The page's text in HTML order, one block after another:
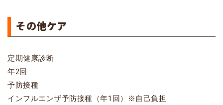
その他ケア
定期健康診断
年2回
予防接種
インフルエンザ予防接種（年1回）※自己負担